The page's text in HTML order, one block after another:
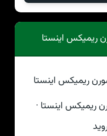
ریمیکس اینستا
ریمیکس اینستا ·